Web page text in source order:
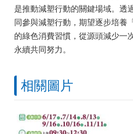
是推動減塑行動的關鍵場域。透
同參與減塑行動，期望逐步培養
的綠色消費習慣，從源頭減少一
永續共同努力。
相關圖片